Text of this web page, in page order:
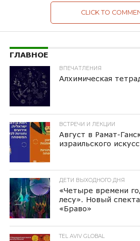
CLICK TO
ГЛАВНОЕ
ВПЕЧАТЛЕНИЯ
Алхимическая
ВСТРЕЧИ И ЛЕКЦИИ
Август в Рамат-
израильского
ДЕТИ ВЫХОДНОГО ДНЯ
«Четыре времени
лесу». Новый
«Браво»
TEL AVIV GLOBAL